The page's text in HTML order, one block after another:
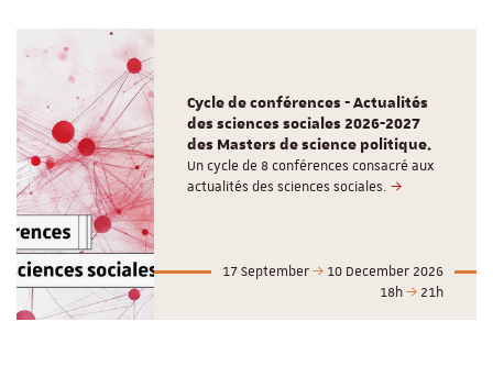
Cycle de conférences - Actualités
des sciences sociales 2026-2027
des Masters de science politique.
Un cycle de 8 conférences consacré aux
actualités des sciences sociales.
17 September
10 December 2026
18h
21h